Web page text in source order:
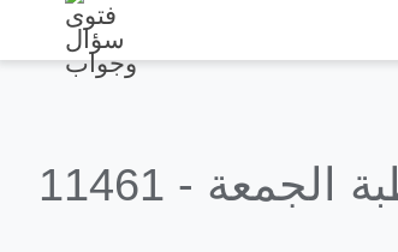
11461 - الجمعة